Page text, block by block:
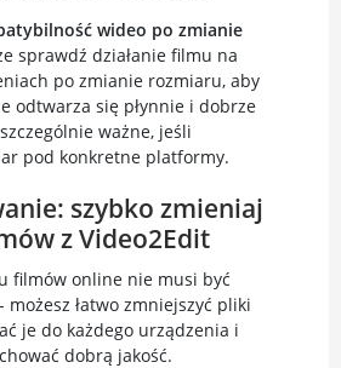
wideo po zmianie
sprawdź działanie filmu na
po zmianie rozmiaru, aby
odtwarza się płynnie i dobrze
ważne, jeśli
pod konkretne platformy.
szybko zmieniaj
z Video2Edit
filmów online nie musi być
możesz łatwo zmniejszyć pliki
je do każdego urządzenia i
dobrą jakość.